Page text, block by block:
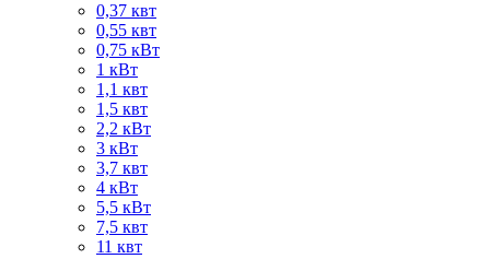
0,37 квт
0,55 квт
0,75 кВт
1 кВт
1,1 квт
1,5 квт
2,2 кВт
3 кВт
3,7 квт
4 кВт
5,5 кВт
7,5 квт
11 квт